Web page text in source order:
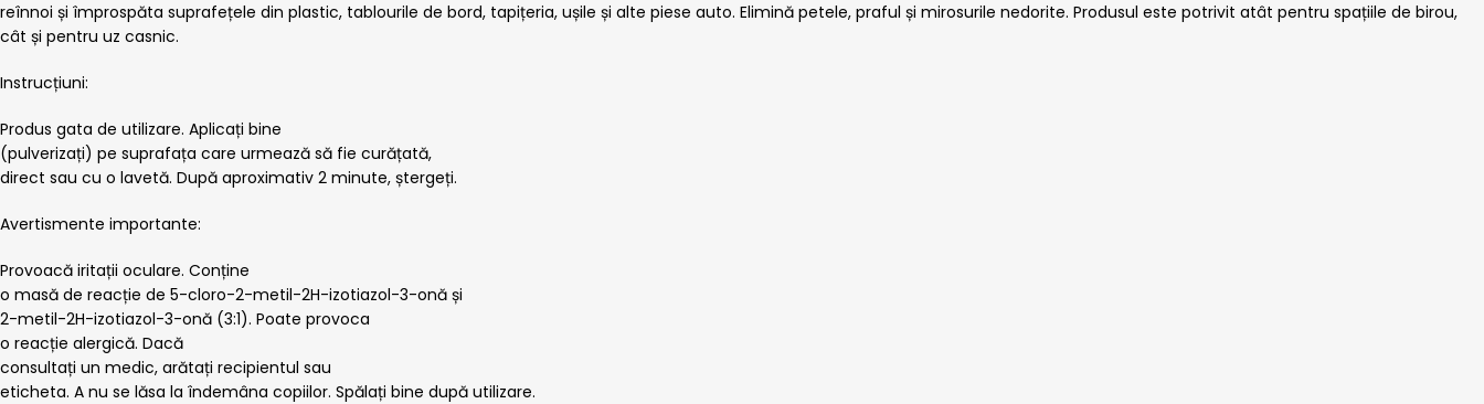
reînnoi și împrospăta suprafețele din plastic, tablourile de bord, tapițeria, ușile și alte piese auto. Elimină petele, praful și mirosurile nedorite. Produsul este potrivit atât pentru spațiile de birou,
cât și pentru uz casnic.
Instrucțiuni:
Produs gata de utilizare. Aplicați bine
(pulverizați) pe suprafața care urmează să fie curățată,
direct sau cu o lavetă. După aproximativ 2 minute, ștergeți.
Avertismente importante:
Provoacă iritații oculare. Conține
o masă de reacție de 5-cloro-2-metil-2H-izotiazol-3-onă și
2-metil-2H-izotiazol-3-onă (3:1). Poate provoca
o reacție alergică. Dacă
consultați un medic, arătați recipientul sau
eticheta. A nu se lăsa la îndemâna copiilor. Spălați bine după utilizare.